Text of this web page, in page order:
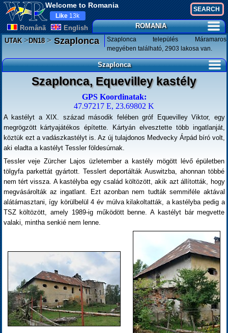
Welcome to Romania
Românã English
Like 13k
ROMANIA
UTAK>DN18>Szaplonca
Szaplonca település Máramaros
megyében található, 2903 lakosa van.
Szaplonca
Szaplonca, Equevilley kastély
GPS Koordinatak:
47.97217 E, 23.69802 K
A kastélyt a XIX. század második felében gróf Equevilley Viktor, egy
megrögzött kártyajátékos építette. Kártyán elvesztette több ingatlanját,
köztük ezt a vadászkastélyt is. Az új tulajdonos Medvecky Árpád bíró volt,
aki eladta a kastélyt Tessler földesúrnak.
Tessler veje Zürcher Lajos üzletember a kastély mögött lévő épületben
tölgyfa parkettát gyártott. Tesslert deportálták Auswitzba, ahonnan többé
nem tért vissza. A kastélyba egy család költözött, akik azt állították, hogy
megvásárolták az ingatlant. Ezt azonban nem tudták semmiféle aktával
alátámasztani, így körülbelül 4 év múlva kilakoltatták, a kastélyba pedig a
TSZ költözött, amely 1989-ig működött benne. A kastélyt bár megvette
valaki, mintha senkié nem lenne.